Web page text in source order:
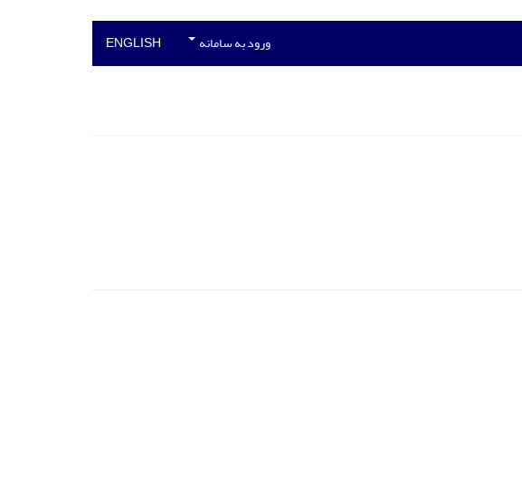
ورود به سامانه ENGLISH